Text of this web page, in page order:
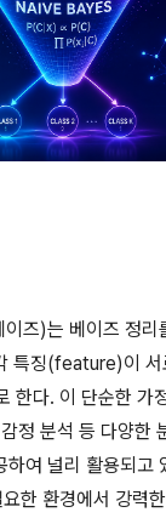
즈)는 베이즈 정리
특징(feature)이 서
한다. 이 단순한 가
정 분석 등 다양한
하여 널리 활용되고
한 환경에서 강력